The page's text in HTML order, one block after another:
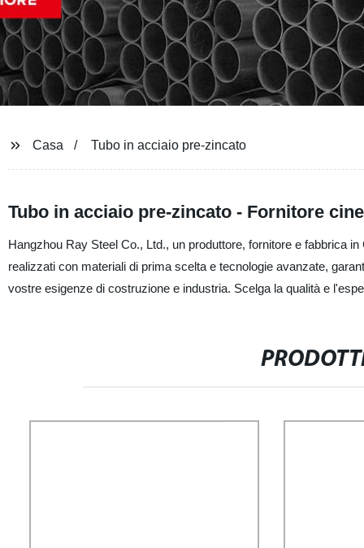
Casa Tubo in acciaio pre-zincato
Tubo in acciaio pre-zincato - Fornitore
Hangzhou Ray Steel Co., Ltd., un produttore, fornitore e fabbrica
realizzati con materiali di prima scelta e tecnologie avanzate,
vostre esigenze di costruzione e industria. Scelga la qualità e